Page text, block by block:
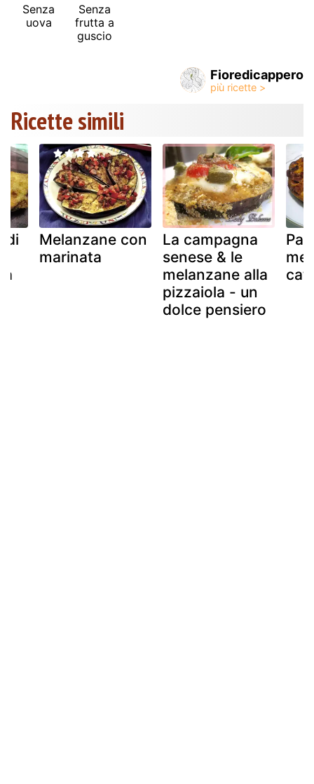
Senza
uova
Senza
frutta a
guscio
Fioredicappero
Ricette simili
di
Melanzane con
marinata
La campagna
senese & le
melanzane alla
pizzaiola - un
dolce pensiero